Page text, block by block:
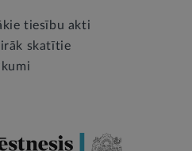
tiesību akti
skatītie